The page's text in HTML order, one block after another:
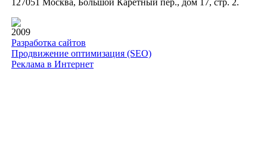
127051 Москва, Большой Каретный пер., дом 17, стр. 2.
2009
Разработка сайтов
Продвижение оптимизация (SEO)
Реклама в Интернет